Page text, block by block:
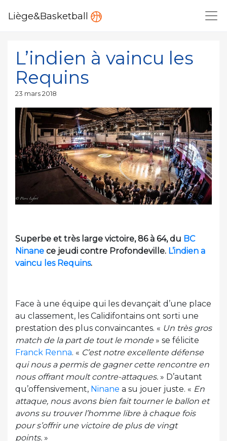
Liège&Basketball
L’indien à vaincu les
Requins
Publié
23 mars 2018
Superbe et très large victoire, 86 à 64, du BC
Ninane ce jeudi contre Profondeville. L’indien a
vaincu les Requins.
Face à une équipe qui les devançait d’une place
au classement, les Calidifontains ont sorti une
prestation des plus convaincantes. « Un très gros
match de la part de tout le monde» se félicite
Franck Renna. « C’est notre excellente défense
qui nous a permis de gagner cette rencontre en
nous offrant moult contre-attaques. » D’autant
qu’offensivement, Ninane a su jouer juste. « En
attaque, nous avons bien fait tourner le ballon et
avons su trouver l’homme libre à chaque fois
pour s’offrir une victoire de plus de vingt
points. »